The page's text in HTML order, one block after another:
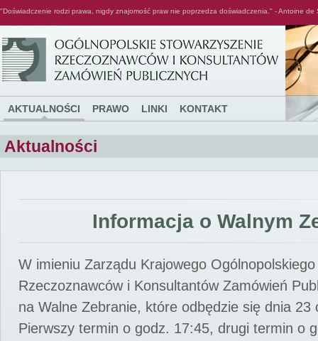
"Doświadczenie rodzi prawa, nigdy znajomość praw nie poprzedza doświadczenia." - Antoine de
AKTUALNOŚCI PRAWO LINKI KONTAKT
Aktualności
Informacja o Walnym
W imieniu Zarządu Krajowego
Rzeczoznawców i Konsultantów Zamówień
na Walne Zebranie, które odbędzie się dnia 23
Pierwszy termin o godz. 17:45, drugi termin o